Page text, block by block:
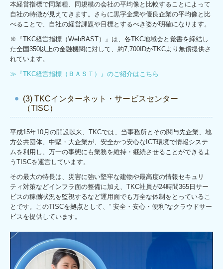
本経営指標で同業種、同規模の会社の平均像と比較することによって
自社の特徴が見えてきます。さらに黒字企業や優良企業の平均像と比
べることで、自社の経営課題や目標とするべき姿が明確になります。
※『TKC経営指標（WebBAST）』は、各TKC地域会と覚書を締結し
た全国350以上の金融機関に対して、約7,700IDがTKCより無償提供さ
れています。
≫『TKC経営指標（ＢＡＳＴ）』のご紹介はこちら
(3) TKCインターネット・サービスセンター
（TISC）
平成15年10月の開設以来、TKCでは、当事務所とその関与先企業、地
方公共団体、中堅・大企業が、安全かつ安心なICT環境で情報システ
ムを利用し、万一の事態にも業務を維持・継続させることができるよ
うTISCを運営しています。
その最大の特長は、災害に強い堅牢な建物や最高度の情報セキュリ
ティ対策などインフラ面の整備に加え、TKC社員が24時間365日サー
ビスの稼働状況を監視するなど運用面でも万全な体制をとっているこ
とです。このTISCを拠点として、“ 安全・安心・便利”なクラウドサー
ビスを提供しています。